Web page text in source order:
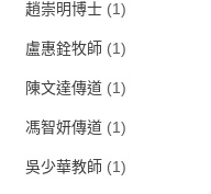
趙崇明博士 (1)
盧惠銓牧師 (1)
陳文達傳道 (1)
馮智妍傳道 (1)
吳少華教師 (1)